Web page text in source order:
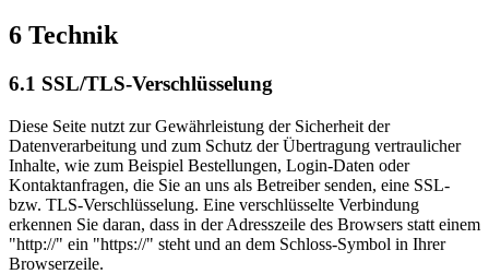
6 Technik
6.1 SSL/TLS-Verschlüsselung
Diese Seite nutzt zur Gewährleistung der Sicherheit der
Datenverarbeitung und zum Schutz der Übertragung vertraulicher
Inhalte, wie zum Beispiel Bestellungen, Login-Daten oder
Kontaktanfragen, die Sie an uns als Betreiber senden, eine SSL-
bzw. TLS-Verschlüsselung. Eine verschlüsselte Verbindung
erkennen Sie daran, dass in der Adresszeile des Browsers statt einem
"http://" ein "https://" steht und an dem Schloss-Symbol in Ihrer
Browserzeile.